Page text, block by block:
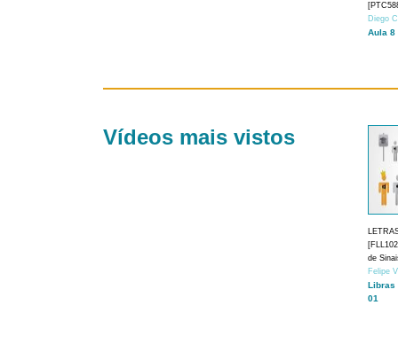
Diego
Aula 8
Vídeos mais vistos
de
Felipe
Libras
01